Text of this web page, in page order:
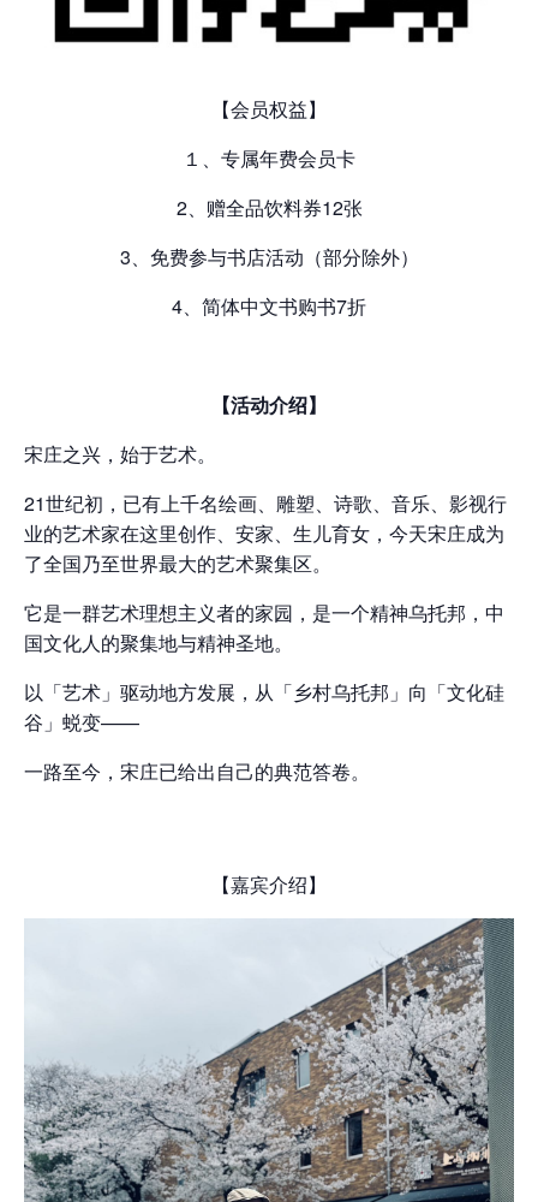
【会员权益】
１、专属年费会员卡
2、赠全品饮料券12张
3、免费参与书店活动（部分除外）
4、简体中文书购书7折
【活动介绍】
宋庄之兴，始于艺术。
21世纪初，已有上千名绘画、雕塑、诗歌、音乐、影视行
业的艺术家在这里创作、安家、生儿育女，今天宋庄成为
了全国乃至世界最大的艺术聚集区。
它是一群艺术理想主义者的家园，是一个精神乌托邦，中
国文化人的聚集地与精神圣地。
以「艺术」驱动地方发展，从「乡村乌托邦」向「文化硅
谷」蜕变——
一路至今，宋庄已给出自己的典范答卷。
【嘉宾介绍】